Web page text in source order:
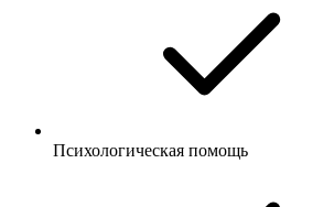
Психологическая помощь